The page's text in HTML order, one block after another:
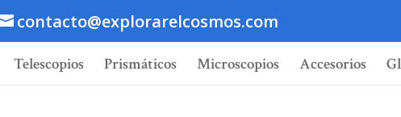
contacto@explorarelcosmos.com
Telescopios Prismáticos Microscopios Accesorios